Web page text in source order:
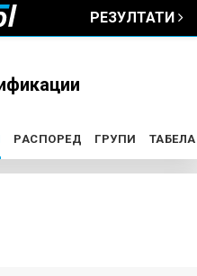
РЕЗУЛТАТИ
(ACTIVE TAB)
РАСПОРЕД ГРУПИ ТАБЕЛА